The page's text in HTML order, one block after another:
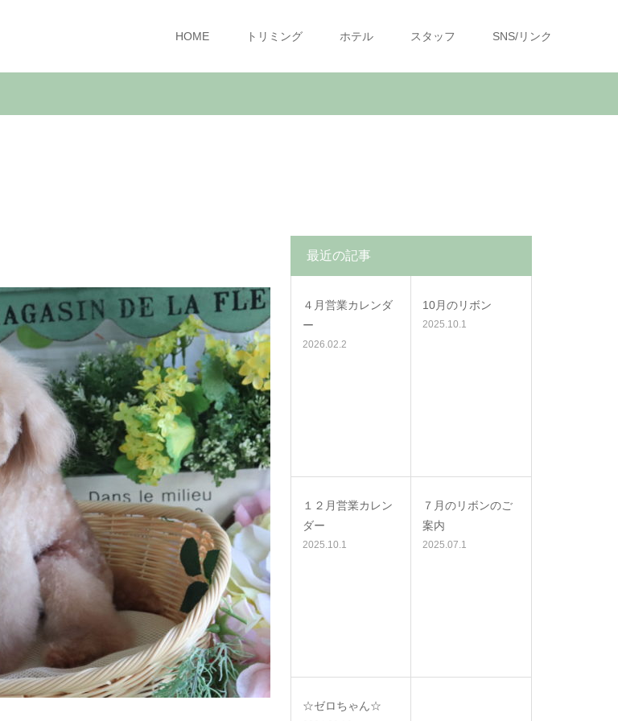
HOME トリミング ホテル スタッフ SNS/リンク
最近の記事
４月営業カレンダ
ー
2026.02.2
10月のリボン
2025.10.1
１２月営業カレン
ダー
2025.10.1
７月のリボンのご
案内
2025.07.1
☆ゼロちゃん☆